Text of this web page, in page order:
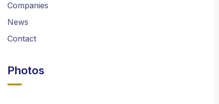
Companies
News
Contact
Photos